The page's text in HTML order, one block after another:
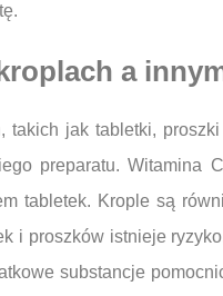
a
jak tabletki,
preparatu. Witamina
tabletek. Krople są
i proszków istnieje
substancje